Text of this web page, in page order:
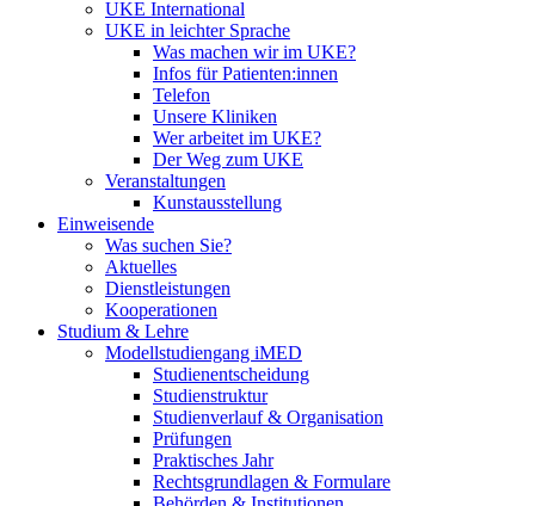
UKE International
UKE in leichter Sprache
Was machen wir im UKE?
Infos für Patienten:innen
Telefon
Unsere Kliniken
Wer arbeitet im UKE?
Der Weg zum UKE
Veranstaltungen
Kunstausstellung
Einweisende
Was suchen Sie?
Aktuelles
Dienstleistungen
Kooperationen
Studium & Lehre
Modellstudiengang iMED
Studienentscheidung
Studienstruktur
Studienverlauf & Organisation
Prüfungen
Praktisches Jahr
Rechtsgrundlagen & Formulare